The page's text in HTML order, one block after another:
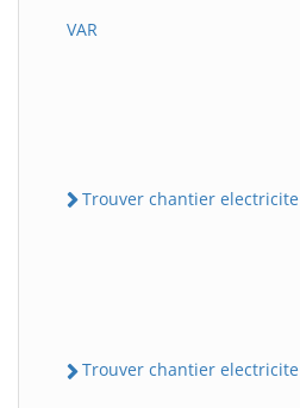
VAR
Trouver chantier electricite
Trouver chantier electricite